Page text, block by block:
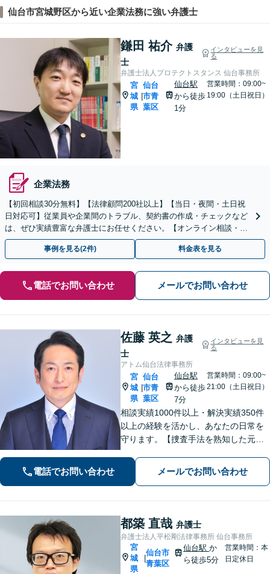
仙台市宮城野区から近い企業法務に強い弁護士
鎌田 祐介 弁護
士
インタビューを見
る
弁護士法人プロテクトスタンス 仙台事務所
宮
城
県
仙台
市青
葉区
仙台駅
から徒歩
1分
営業時間：09:00~
19:00（土日祝日）
企業法務
【初回相談30分無料】【法律顧問200社以上】【当日・夜間・土日祝
日対応可】従業員や企業間のトラブル、契約書の作成・チェックなど
は、ぜひ実績豊富な弁護士にお任せください。【オンライン相談・電
子契約に対応】
事例を見る(2件) 料金表を見る
電話でお問い合わせ メールでお問い合わせ
佐藤 英之 弁護
士
インタビューを見
る
アトム仙台法律事務所
宮
城
県
仙台
市青
葉区
仙台駅
から徒歩
7分
営業時間：09:00~
21:00（土日祝日）
相談実績1000件以上・解決実績350件
以上の経験を活かし、あなたの日常を
守ります。【捜査手法を熟知した元警
通事故に特化】
電話でお問い合わせ メールでお問い合わせ
都築 直哉 弁護士
弁護士法人平松剛法律事務所 仙台事務所
宮
城
県
仙台市
青葉区
仙台駅 か
ら徒歩5分
営業時間：本
日定休日